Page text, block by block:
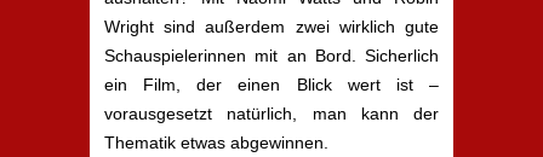
Wright sind außerdem zwei wirklich gute
Schauspielerinnen mit an Bord. Sicherlich
ein Film, der einen Blick wert ist –
vorausgesetzt natürlich, man kann der
Thematik etwas abgewinnen.